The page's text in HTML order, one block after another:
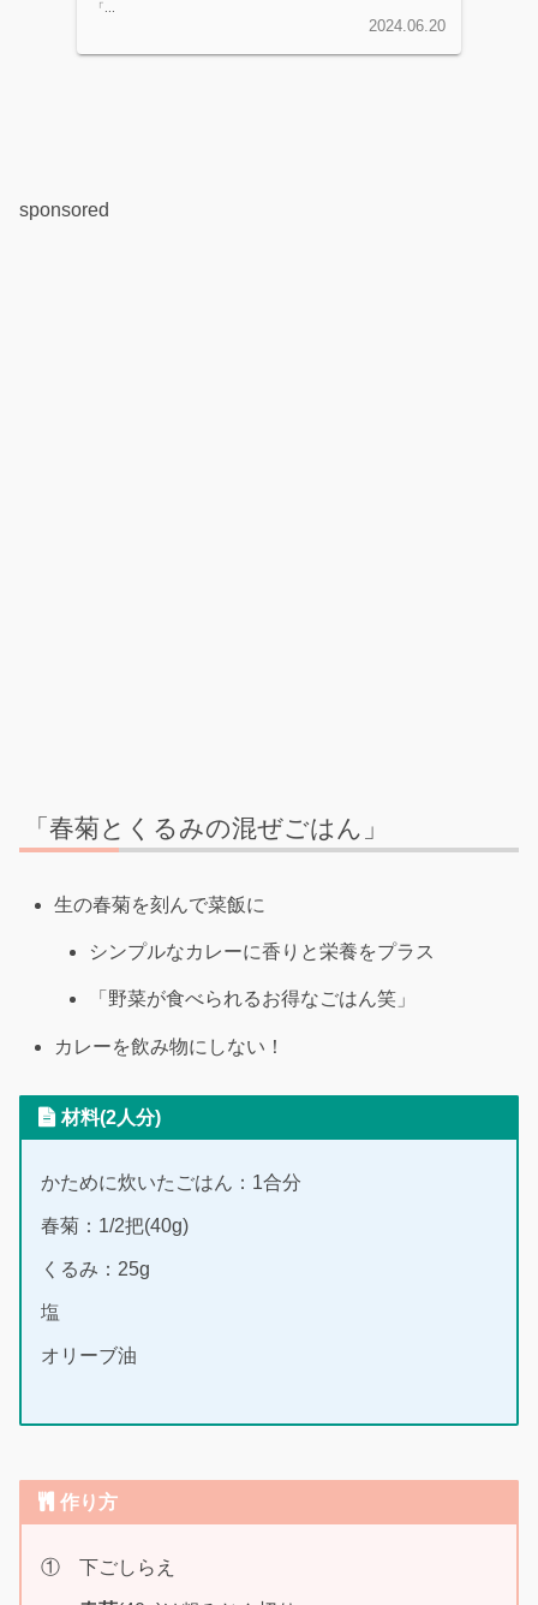
「...
2024.06.20
sponsored
「春菊とくるみの混ぜごはん」
生の春菊を刻んで菜飯に
シンプルなカレーに香りと栄養をプラス
「野菜が食べられるお得なごはん笑」
カレーを飲み物にしない！
材料(2人分)
かために炊いたごはん：1合分
春菊：1/2把(40g)
くるみ：25g
塩
オリーブ油
作り方
① 下ごしらえ